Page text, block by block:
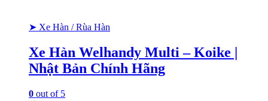
➤ Xe Hàn / Rùa Hàn
Xe Hàn Welhandy Multi – Koike |
Nhật Bản Chính Hãng
0 out of 5